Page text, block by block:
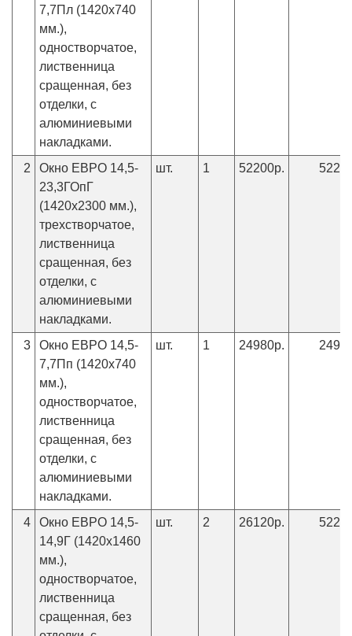
7,7Пл (1420х740
мм.),
одностворчатое,
лиственница
сращенная, без
отделки, с
алюминиевыми
накладками.
2
Окно ЕВРО 14,5-
23,3ГОпГ
(1420х2300 мм.),
трехстворчатое,
лиственница
сращенная, без
отделки, с
алюминиевыми
накладками.
шт. 1 52200р.
3
Окно ЕВРО 14,5-
7,7Пп (1420х740
мм.),
одностворчатое,
лиственница
сращенная, без
отделки, с
алюминиевыми
накладками.
шт. 1 24980р.
4
Окно ЕВРО 14,5-
14,9Г (1420х1460
мм.),
одностворчатое,
лиственница
сращенная, без
шт. 2 26120р.